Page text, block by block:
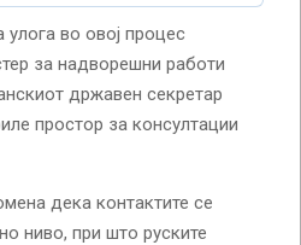
улога во овој процес
за надворешни работи
државен секретар
простор за консултации
дека контактите се
ниво, при што руските